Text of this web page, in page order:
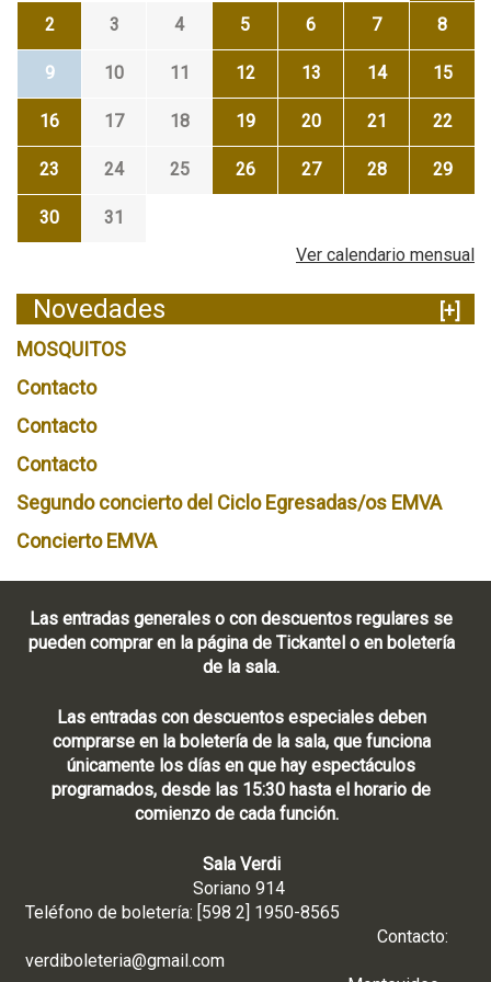
2 3 4 5 6 7 8
9 10 11 12 13 14 15
16 17 18 19 20 21 22
23 24 25 26 27 28 29
30
31
Ver calendario mensual
Novedades
[+]
MOSQUITOS
Contacto
Contacto
Contacto
Segundo concierto del Ciclo Egresadas/os EMVA
Concierto EMVA
Las entradas generales o con descuentos regulares se
pueden comprar en la página de Tickantel o en boletería
de la sala.
Las entradas con descuentos especiales deben
comprarse en la boletería de la sala, que funciona
únicamente los días en que hay espectáculos
programados, desde las 15:30 hasta el horario de
comienzo de cada función.
Sala Verdi
Soriano 914
Teléfono de boletería: [598 2] 1950-8565
Contacto:
verdiboleteria@gmail.com